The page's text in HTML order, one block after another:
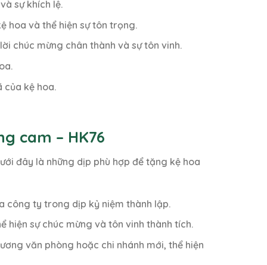
sự khích lệ.
hoa và thể hiện sự tôn trọng.
chúc mừng chân thành và sự tôn vinh.
kệ hoa.
cam – HK76
đây là những dịp phù hợp để tặng kệ hoa
công ty trong dịp kỷ niệm thành lập.
hiện sự chúc mừng và tôn vinh thành tích.
văn phòng hoặc chi nhánh mới, thể hiện